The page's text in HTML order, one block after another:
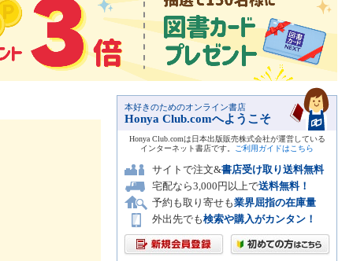
本好きのためのオンライン書店
Honya Club.comへようこそ
Honya Club.comは日本出版販売株式会社が運営している
インターネット書店です。
ご利用ガイドはこちら
サイトで注文&書店受け取り送料無料
宅配なら3,000円以上で送料無料！
予約も取り寄せも業界屈指の在庫量
外出先でも検索や購入がカンタン！